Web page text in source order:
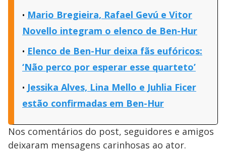
Mario Bregieira, Rafael Gevú e Vitor
Novello integram o elenco de Ben-Hur
Elenco de Ben-Hur deixa fãs eufóricos:
‘Não perco por esperar esse quarteto’
Jessika Alves, Lina Mello e Juhlia Ficer
estão confirmadas em Ben-Hur
Nos comentários do post, seguidores e amigos
deixaram mensagens carinhosas ao ator.